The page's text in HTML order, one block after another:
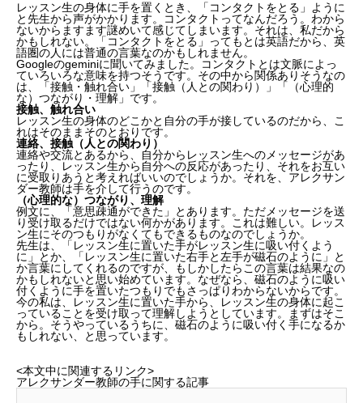
レッスン生の身体に手を置くとき、「コンタクトをとる」ように
と先生から声がかかります。コンタクトってなんだろう。わから
ないからますます謎めいて感じてしまいます。それは、私だから
かもしれない。「コンタクトをとる」ってもとは英語だから、英
語圏の人には普通の言葉なのかもしれません。
Googleのgeminiに聞いてみました。コンタクトとは文脈によっ
ていろいろな意味を持つそうです。その中から関係ありそうなの
は、「接触・触れ合い」「接触（人との関わり）」「（心理的
な）つながり・理解」です。
接触、触れ合い
レッスン生の身体のどこかと自分の手が接しているのだから、こ
れはそのままそのとおりです。
連絡、接触（人との関わり）
連絡や交流とあるから、自分からレッスン生へのメッセージがあ
ったり、レッスン生から自分への反応があったり、それをお互い
に受取りあうと考えればいいのでしょうか。それを、アレクサン
ダー教師は手を介して行うのです。
（心理的な）つながり、理解
例文に、「意思疎通ができた」とあります。ただメッセージを送
り受け取るだけではない何かがあります。これは難しい。レッス
ン生にそのつもりがなくてもできるものなのでしょうか。
先生は、「レッスン生に置いた手がレッスン生に吸い付くよう
に」とか、「レッスン生に置いた右手と左手が磁石のように」と
か言葉にしてくれるのですが、もしかしたらこの言葉は結果なの
かもしれないと思い始めています。なぜなら、磁石のように吸い
付くように手を置いたつもりでもさっぱりわからないからです。
今の私は、レッスン生に置いた手から、レッスン生の身体に起こ
っていることを受け取って理解しようとしています。まずはそこ
から。そうやっているうちに、磁石のように吸い付く手になるか
もしれない、と思っています。
<本文中に関連するリンク>
アレクサンダー教師の手に関する記事